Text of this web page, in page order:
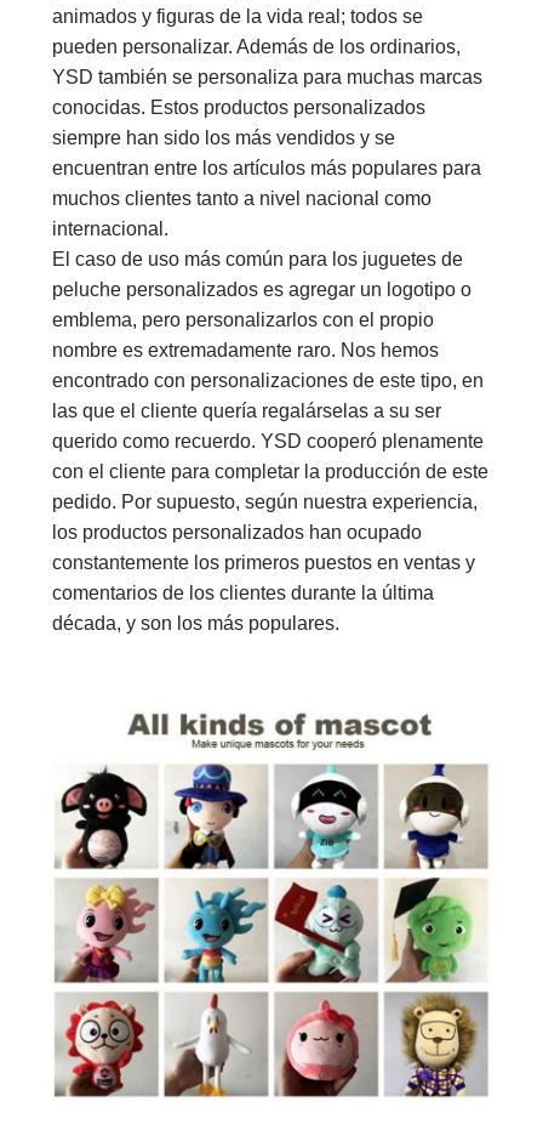
animados y figuras de la vida real; todos se
pueden personalizar. Además de los ordinarios,
YSD también se personaliza para muchas marcas
conocidas. Estos productos personalizados
siempre han sido los más vendidos y se
encuentran entre los artículos más populares para
muchos clientes tanto a nivel nacional como
internacional.
El caso de uso más común para los juguetes de
peluche personalizados es agregar un logotipo o
emblema, pero personalizarlos con el propio
nombre es extremadamente raro. Nos hemos
encontrado con personalizaciones de este tipo, en
las que el cliente quería regalárselas a su ser
querido como recuerdo. YSD cooperó plenamente
con el cliente para completar la producción de este
pedido. Por supuesto, según nuestra experiencia,
los productos personalizados han ocupado
constantemente los primeros puestos en ventas y
comentarios de los clientes durante la última
década, y son los más populares.